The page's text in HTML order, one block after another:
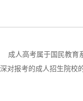
成人高考属于国民教育
深对报考的成人招生院校